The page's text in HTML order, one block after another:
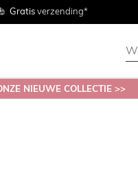
Gratisverzending*
Maten38 - 54
retourneren in de winkel
NIEUWE COLLECTIE >>